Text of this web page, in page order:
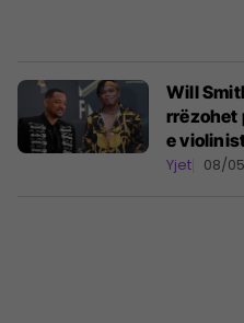
Will
rrëzohet
e
Yjet 08/